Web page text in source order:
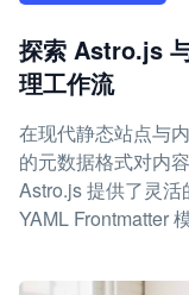
探索 Astro.js
理工作流
在现代静态站点与
的元数据格式对内
Astro.js 提供了灵
YAML Frontmatter